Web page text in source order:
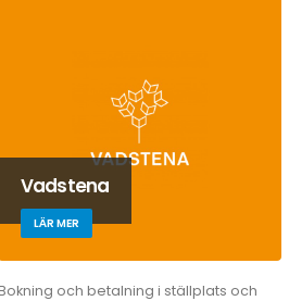
Vadstena
LÄR MER
och betalning i ställplats och